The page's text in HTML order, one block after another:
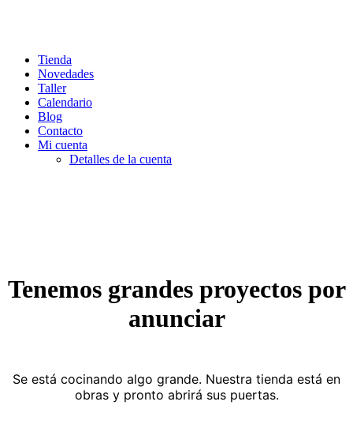
Tienda
Novedades
Taller
Calendario
Blog
Contacto
Mi cuenta
Detalles de la cuenta
Tenemos grandes proyectos por
anunciar
Se está cocinando algo grande. Nuestra tienda está en
obras y pronto abrirá sus puertas.